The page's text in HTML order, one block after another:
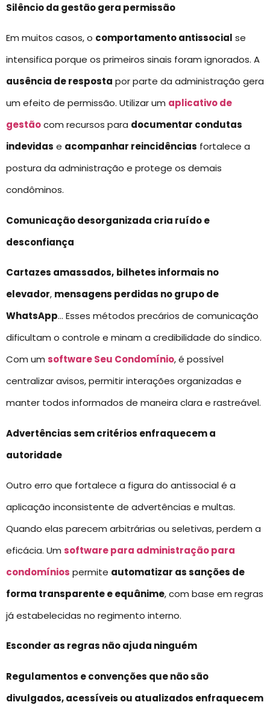
Silêncio da gestão gera permissão
Em muitos casos, o comportamento antissocial se
intensifica porque os primeiros sinais foram ignorados. A
ausência de resposta por parte da administração gera
um efeito de permissão. Utilizar um aplicativo de
gestãocom recursos para documentar condutas
indevidas e acompanhar reincidências fortalece a
postura da administração e protege os demais
condôminos.
Comunicação desorganizada cria ruído e
desconfiança
Cartazes amassados, bilhetes informais no
elevador, mensagens perdidas no grupo de
WhatsApp… Esses métodos precários de comunicação
dificultam o controle e minam a credibilidade do síndico.
Com um software Seu Condomínio, é possível
centralizar avisos, permitir interações organizadas e
manter todos informados de maneira clara e rastreável.
Advertências sem critérios enfraquecem a
autoridade
Outro erro que fortalece a figura do antissocial é a
aplicação inconsistente de advertências e multas.
Quando elas parecem arbitrárias ou seletivas, perdem a
eficácia. Um software para administração para
condomínios permite automatizar as sanções de
forma transparente e equânime, com base em regras
já estabelecidas no regimento interno.
Esconder as regras não ajuda ninguém
Regulamentos e convenções que não são
divulgados, acessíveis ou atualizados enfraquecem